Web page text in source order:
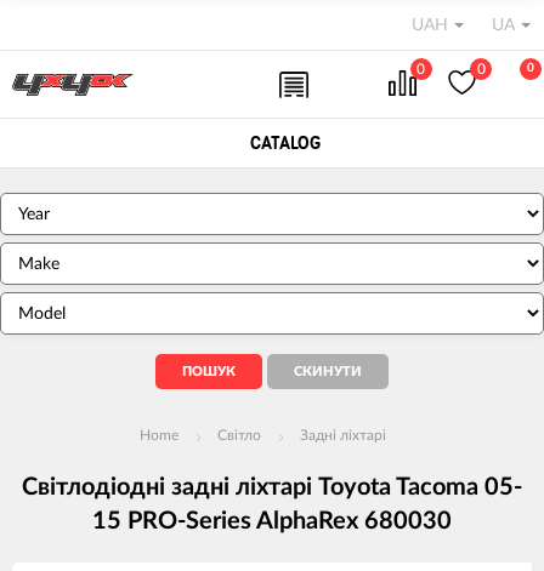
UAH UA
0 0 0
CATALOG
Home Світло Задні ліхтарі
Світлодіодні задні ліхтарі Toyota Tacoma 05-
15 PRO-Series AlphaRex 680030